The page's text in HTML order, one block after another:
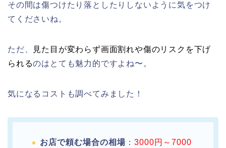
その間は傷つけたり落としたりしないように気をつけ
てくださいね。
ただ、
見た目が変わらず画面割れや傷のリスクを下げ
られるのはとても魅力的ですよね〜。
気になるコストも調べてみました！
お店で頼む場合の相場 ： 3000円～7000